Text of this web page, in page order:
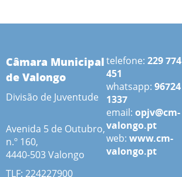
Câmara Municipal
de Valongo
Divisão de Juventude
Avenida 5 de Outubro,
n.º 160,
4440-503 Valongo
TLF: 224227900
telefone:229 774
451
whatsapp:96724
1337
email:opjv@cm-
valongo.pt
web:www.cm-
valongo.pt